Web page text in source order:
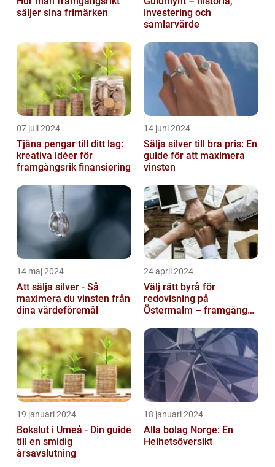
säljer sina frimärken
investering och
samlarvärde
07 juli 2024
Tjäna pengar till ditt lag:
kreativa idéer för
framgångsrik finansiering
14 juni 2024
Sälja silver till bra pris: En
guide för att maximera
vinsten
14 maj 2024
Att sälja silver - Så
maximera du vinsten från
dina värdeföremål
24 april 2024
Välj rätt byrå för
redovisning på
Östermalm – framgång
19 januari 2024
Bokslut i Umeå - Din guide
till en smidig
årsavslutning
18 januari 2024
Alla bolag Norge: En
Helhetsöversikt